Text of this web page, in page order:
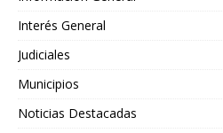
Interés General
Judiciales
Municipios
Noticias Destacadas